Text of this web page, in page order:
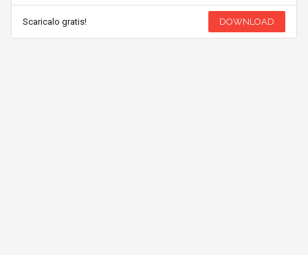
Scaricalo gratis! DOWNLOAD